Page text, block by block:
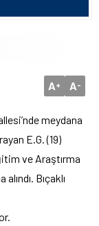
A+ A-
meydana
E.G. (19)
ve Araştırma
Bıçaklı